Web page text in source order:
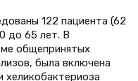
122 пациента (62
до 65 лет. В
общепринятых
была включена
хеликобактериоза